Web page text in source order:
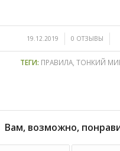
19.12.2019
/ 0 ОТЗЫВЫ
/
ТЕГИ: ПРАВИЛА, ТОНКИЙ
Вам, возможно,